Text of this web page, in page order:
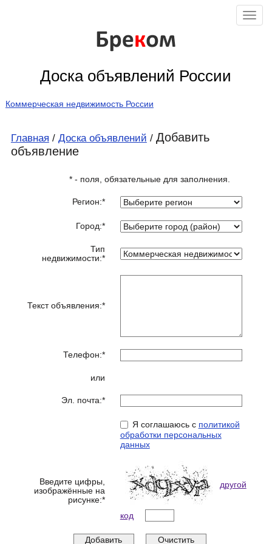
Бреком
Доска объявлений России
Коммерческая недвижимость России
Главная / Доска объявлений / Добавить
объявление
* - поля, обязательные для заполнения.
Регион:*
Город:*
Тип
недвижимости:*
Текст объявления:*
Телефон:*
или
Эл. почта:*
Я соглашаюсь с политикой
обработки персональных
данных
Введите цифры,
изображённые на
рисунке:*
другой
код